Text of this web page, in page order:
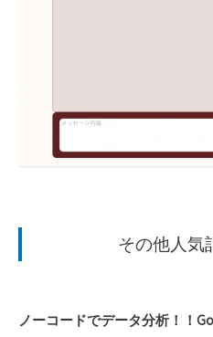
その他人気
ノーコードでデータ分析！！